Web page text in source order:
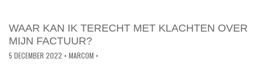
WAAR KAN IK TERECHT MET KLACHTEN OVER
MIJN FACTUUR?
5 DECEMBER 2022 • MARCOM •